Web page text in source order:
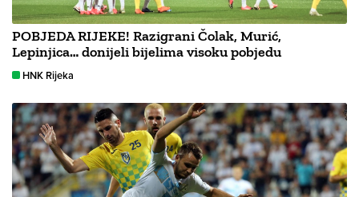
POBJEDA RIJEKE! Razigrani Čolak, Murić,
Lepinjica… donijeli bijelima visoku pobjedu
HNK Rijeka